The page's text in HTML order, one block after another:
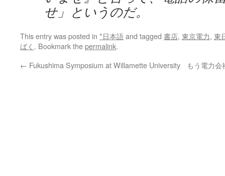
せ」というのだ。
This entry was posted in *日本語and tagged 書店, 東京電力, 東
ばく . Bookmark thepermalink.
← Fukushima Symposium at Willamette University もう電力